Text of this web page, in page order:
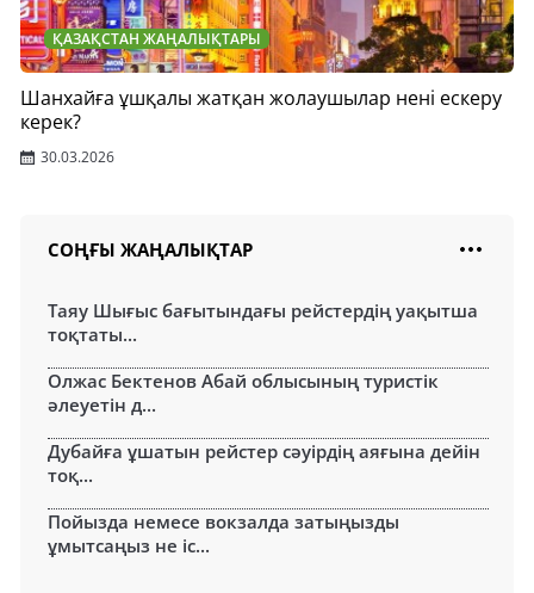
ҚАЗАҚСТАН ЖАҢАЛЫҚТАРЫ
Шанхайға ұшқалы жатқан жолаушылар нені ескеру
керек?
30.03.2026
СОҢҒЫ ЖАҢАЛЫҚТАР
Таяу Шығыс бағытындағы рейстердің уақытша
тоқтаты...
Олжас Бектенов Абай облысының туристік
әлеуетін д...
Дубайға ұшатын рейстер сәуірдің аяғына дейін
тоқ...
Пойызда немесе вокзалда затыңызды
ұмытсаңыз не іс...